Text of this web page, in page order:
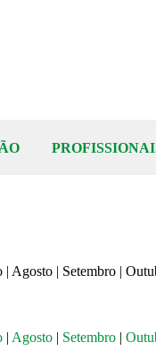
| Agosto | Setembro |
| Agosto | Setembro |